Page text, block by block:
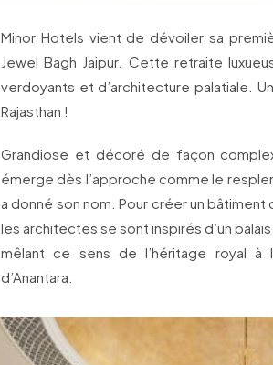
Minor Hotels vient de dévoiler sa
Jewel Bagh Jaipur. Cette retraite
verdoyants et d’architecture palatiale.
Rajasthan !
Grandiose et décoré de façon
émerge dès l’approche comme le
a donné son nom. Pour créer un
les architectes se sont inspirés d’un
mêlant ce sens de l’héritage royal à
d’Anantara.